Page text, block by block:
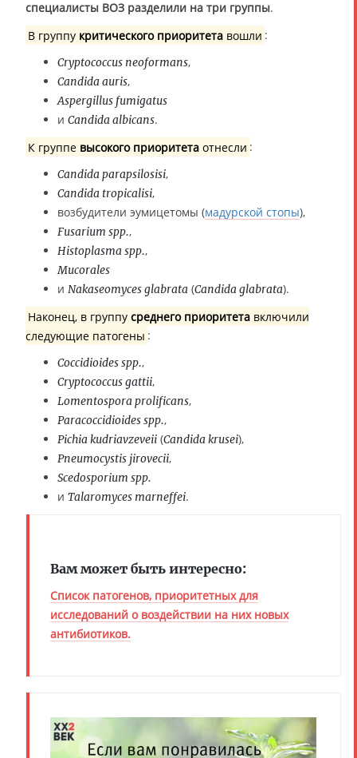
специалисты ВОЗ разделили на три группы.
В группу критического приоритетавошли :
Cryptococcus neoformans,
Candida auris,
Aspergillus fumigatus
и Candida albicans.
К группе высокого приоритетаотнесли :
Candida parapsilosisi,
Candida tropicalisi,
возбудители эумицетомы (мадурской стопы),
Fusarium spp.,
Histoplasma spp.,
Mucorales
и Nakaseomyces glabrata (Candida glabrata).
Наконец, в группу среднего приоритетавключили
следующие патогены :
Coccidioides spp.,
Cryptococcus gattii,
Lomentospora prolificans,
Paracoccidioides spp.,
Pichia kudriavzeveii (Candida krusei),
Pneumocystis jirovecii,
Scedosporium spp.
и Talaromyces marneffei.
Вам может быть интересно:
Список патогенов, приоритетных для
исследований о воздействии на них новых
антибиотиков.